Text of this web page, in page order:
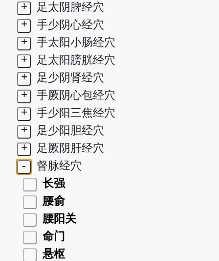
+
足太阴脾经穴
+
手少阴心经穴
+
手太阳小肠经穴
+
足太阳膀胱经穴
+
足少阴肾经穴
+
手厥阴心包经穴
+
手少阳三焦经穴
+
足少阳胆经穴
+
足厥阴肝经穴
-
督脉经穴
长强
腰俞
腰阳关
命门
悬枢